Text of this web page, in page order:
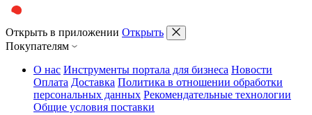
Открыть в приложении Открыть
Покупателям
О нас Инструменты портала для бизнеса Новости
Оплата Доставка Политика в отношении обработки
персональных данных Рекомендательные технологии
Общие условия поставки